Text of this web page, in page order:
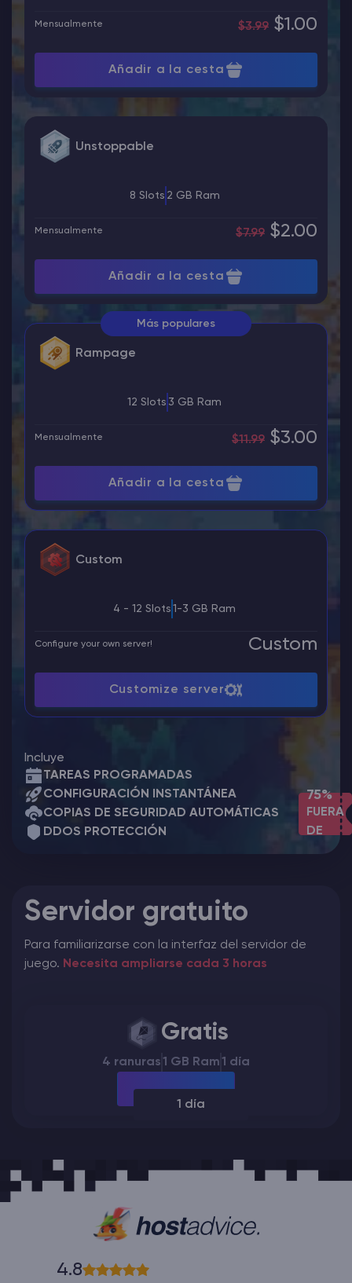
75%
FUERA
DE
Mensualmente $3.99 $1.00
Añadir a la cesta
Unstoppable
8 Slots 2 GB Ram
Mensualmente $7.99 $2.00
Añadir a la cesta
Más populares
Rampage
12 Slots 3 GB Ram
Mensualmente $11.99 $3.00
Añadir a la cesta
Custom
4 - 12 Slots 1-3 GB Ram
Configure your own server! Custom
Customize server
Incluye
TAREAS PROGRAMADAS
CONFIGURACIÓN INSTANTÁNEA
COPIAS DE SEGURIDAD AUTOMÁTICAS
DDOS PROTECCIÓN
Servidor gratuito
Para familiarizarse con la interfaz del servidor de
juego. Necesita ampliarse cada 3 horas
Gratis
4 ranuras1 GB Ram1 día
1 día
4.8